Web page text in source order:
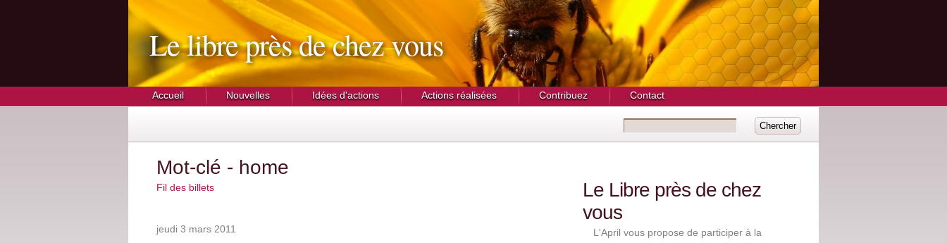
Le libre près de chez vous
Accueil Nouvelles Idées d'actions Actions réalisées Contribuez Contact
Mot-clé - home
Fil des billets
jeudi 3 mars 2011
Le Libre près de chez
vous
L'April vous propose de participer à la